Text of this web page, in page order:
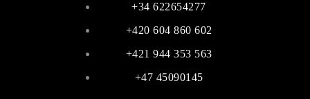
+34 622654277
+420 604 860 602
+421 944 353 563
+47 45090145